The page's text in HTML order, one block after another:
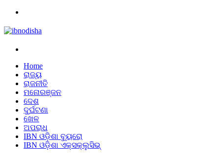
Home
ରାଜ୍ୟ
ରାଜନୀତି
ମନୋରଞ୍ଜନ
ଦେଶ
ଦୁର୍ଘଟଣା
ଖେଳ
ଅପରାଧ
IBN ଓଡ଼ିଶା ବ୍ୟୁରୋ
IBN ଓଡ଼ିଶା ଏକ୍ସକ୍ଲୁସିଭ୍